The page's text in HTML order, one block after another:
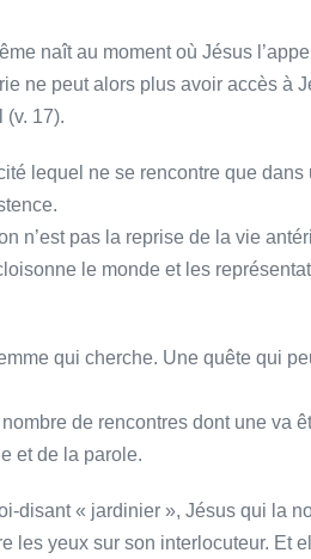
naît au moment où Jésus
ne peut alors plus avoir accès à
(v. 17).
lequel ne se rencontre que
n’est pas la reprise de la vie
le monde et les
qui cherche. Une quête qui
de rencontres dont une va
et de la parole.
disant « jardinier », Jésus qui la
les yeux sur son interlocuteur. Et